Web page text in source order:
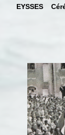
EYSSES